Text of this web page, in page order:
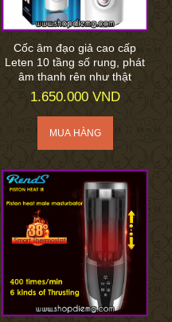
Cốc âm đạo giả cao cấp
Leten 10 tầng số rung, phát
âm thanh rên như thật
1.650.000 VND